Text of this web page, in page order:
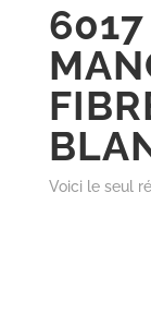
Voici le seul